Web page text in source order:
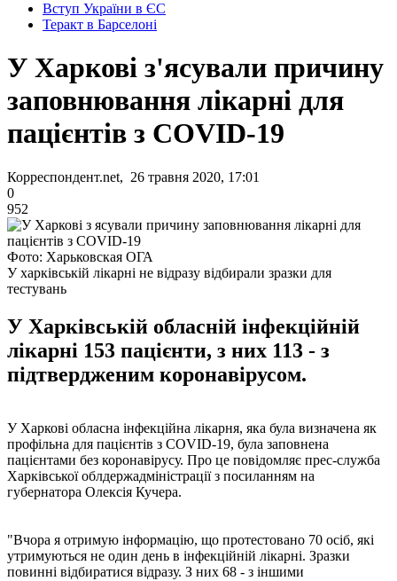
Вступ України в ЄС
Теракт в Барселоні
У Харкові з'ясували причину
заповнювання лікарні для
пацієнтів з COVID-19
Корреспондент.net, 26 травня 2020, 17:01
0
952
Фото: Харьковская ОГА
У харківській лікарні не відразу відбирали зразки для
тестувань
У Харківській обласній інфекційній
лікарні 153 пацієнти, з них 113 - з
підтвердженим коронавірусом.
У Харкові обласна інфекційна лікарня, яка була визначена як
профільна для пацієнтів з COVID-19, була заповнена
пацієнтами без коронавірусу. Про це повідомляє прес-служба
Харківської облдержадміністрації з посиланням на
губернатора Олексія Кучера.
"Вчора я отримую інформацію, що протестовано 70 осіб, які
утримуються не один день в інфекційній лікарні. Зразки
повинні відбиратися відразу. З них 68 - з іншими